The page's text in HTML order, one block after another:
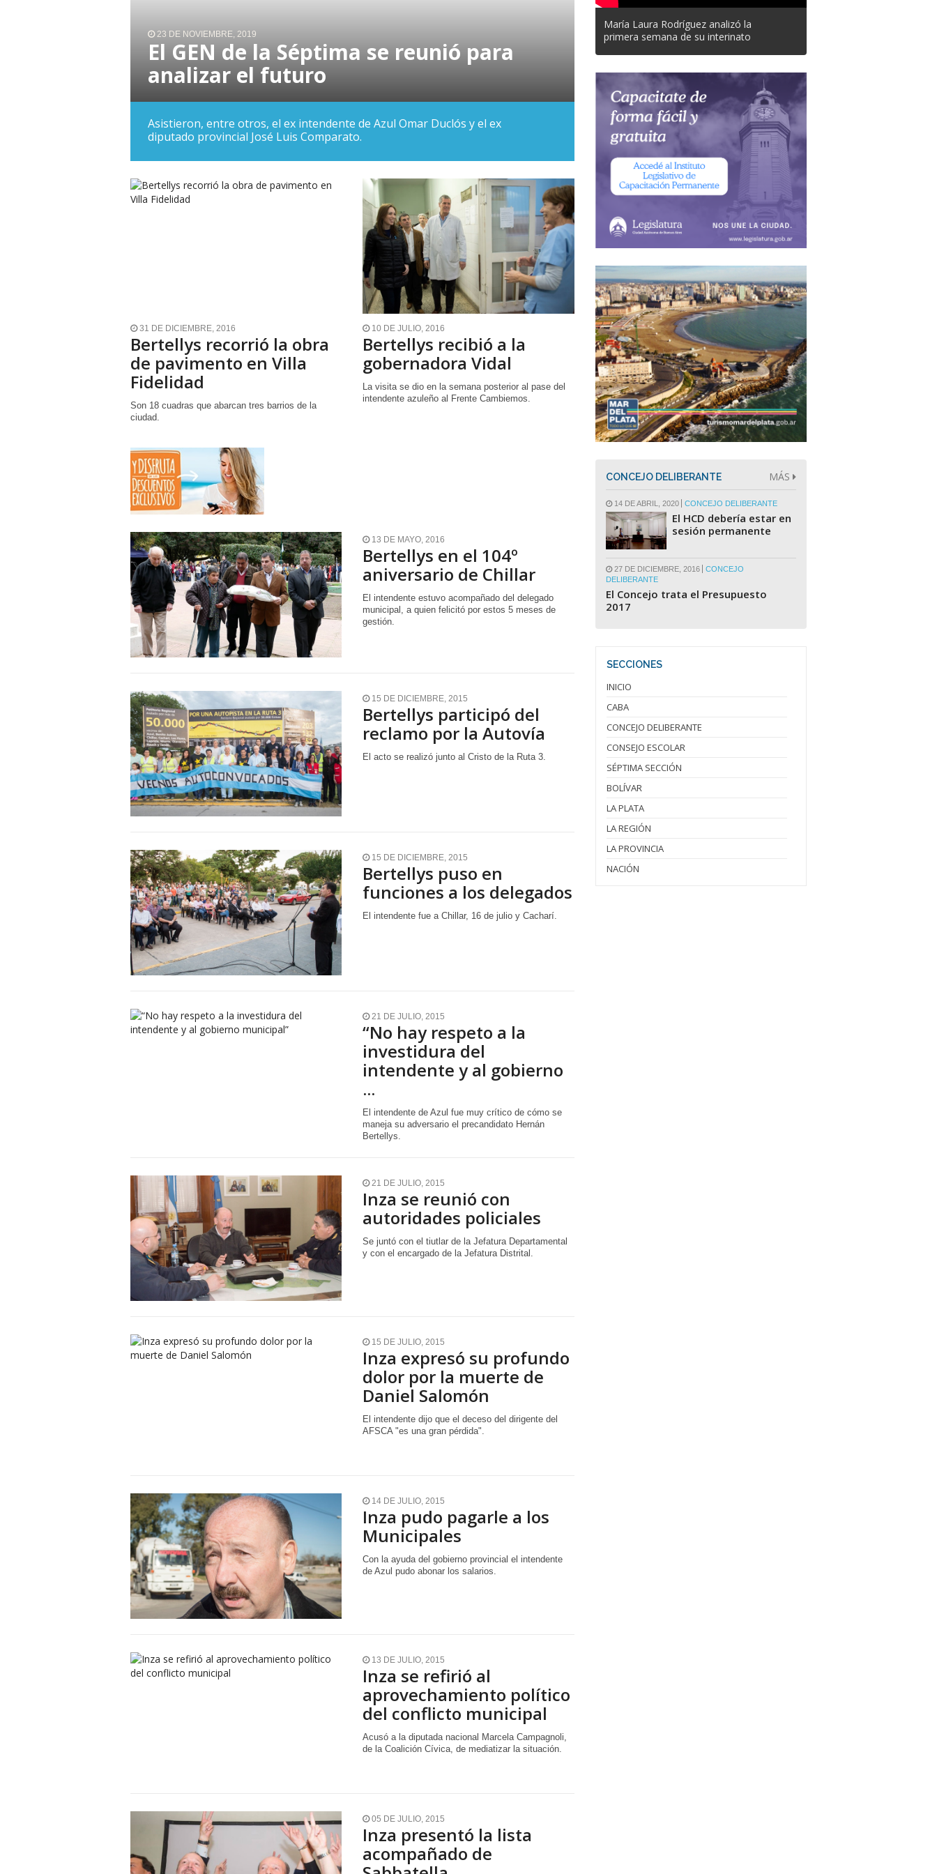
23 DE NOVIEMBRE, 2019
El GEN de la Séptima se reunió para
analizar el futuro
Asistieron, entre otros, el ex intendente de Azul Omar Duclós y el ex
diputado provincial José Luis Comparato.
31 DE DICIEMBRE, 2016
Bertellys recorrió la obra
de pavimento en Villa
Fidelidad
Son 18 cuadras que abarcan tres barrios de la
ciudad.
10 DE JULIO, 2016
Bertellys recibió a la
gobernadora Vidal
La visita se dio en la semana posterior al pase del
intendente azuleño al Frente Cambiemos.
13 DE MAYO, 2016
Bertellys en el 104º
aniversario de Chillar
El intendente estuvo acompañado del delegado
municipal, a quien felicitó por estos 5 meses de
gestión.
15 DE DICIEMBRE, 2015
Bertellys participó del
reclamo por la Autovía
El acto se realizó junto al Cristo de la Ruta 3.
15 DE DICIEMBRE, 2015
Bertellys puso en
funciones a los delegados
El intendente fue a Chillar, 16 de julio y Cacharí.
21 DE JULIO, 2015
“No hay respeto a la
investidura del
intendente y al gobierno
...
El intendente de Azul fue muy crítico de cómo se
maneja su adversario el precandidato Hernán
Bertellys.
21 DE JULIO, 2015
Inza se reunió con
autoridades policiales
Se juntó con el tiutlar de la Jefatura Departamental
y con el encargado de la Jefatura Distrital.
15 DE JULIO, 2015
Inza expresó su profundo
dolor por la muerte de
Daniel Salomón
El intendente dijo que el deceso del dirigente del
AFSCA "es una gran pérdida".
14 DE JULIO, 2015
Inza pudo pagarle a los
Municipales
Con la ayuda del gobierno provincial el intendente
de Azul pudo abonar los salarios.
13 DE JULIO, 2015
Inza se refirió al
aprovechamiento político
del conflicto municipal
Acusó a la diputada nacional Marcela Campagnoli,
de la Coalición Cívica, de mediatizar la situación.
05 DE JULIO, 2015
Inza presentó la lista
acompañado de
María Laura Rodríguez analizó la
primera semana de su interinato
CONCEJO DELIBERANTE MÁS
14 DE ABRIL, 2020 CONCEJO DELIBERANTE
El HCD debería estar en
sesión permanente
27 DE DICIEMBRE, 2016
CONCEJO
DELIBERANTE
El Concejo trata el Presupuesto
2017
SECCIONES
INICIO
CABA
CONCEJO DELIBERANTE
CONSEJO ESCOLAR
SÉPTIMA SECCIÓN
BOLÍVAR
LA PLATA
LA REGIÓN
LA PROVINCIA
NACIÓN